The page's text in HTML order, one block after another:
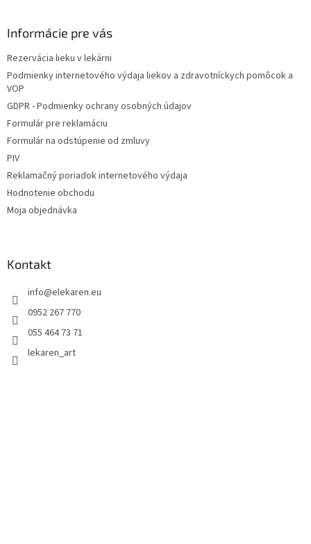
Informácie pre vás
Rezervácia lieku v lekárni
Podmienky internetového výdaja liekov a zdravotníckych pomôcok a
VOP
GDPR - Podmienky ochrany osobných údajov
Formulár pre reklamáciu
Formulár na odstúpenie od zmluvy
PIV
Reklamačný poriadok internetového výdaja
Hodnotenie obchodu
Moja objednávka
Kontakt
info@elekaren.eu
0952 267 770
055 464 73 71
lekaren_art